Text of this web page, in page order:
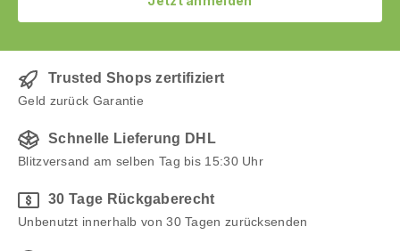
Trusted Shops zertifiziert
Geld zurück Garantie
Schnelle Lieferung DHL
Blitzversand am selben Tag bis 15:30 Uhr
30 Tage Rückgaberecht
Unbenutzt innerhalb von 30 Tagen zurücksenden